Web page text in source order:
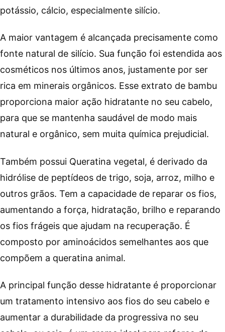
potássio, cálcio, especialmente silício.
A maior vantagem é alcançada precisamente como
fonte natural de silício. Sua função foi estendida aos
cosméticos nos últimos anos, justamente por ser
rica em minerais orgânicos. Esse extrato de bambu
proporciona maior ação hidratante no seu cabelo,
para que se mantenha saudável de modo mais
natural e orgânico, sem muita química prejudicial.
Também possui Queratina vegetal, é derivado da
hidrólise de peptídeos de trigo, soja, arroz, milho e
outros grãos. Tem a capacidade de reparar os fios,
aumentando a força, hidratação, brilho e reparando
os fios frágeis que ajudam na recuperação. É
composto por aminoácidos semelhantes aos que
compõem a queratina animal.
A principal função desse hidratante é proporcionar
um tratamento intensivo aos fios do seu cabelo e
aumentar a durabilidade da progressiva no seu